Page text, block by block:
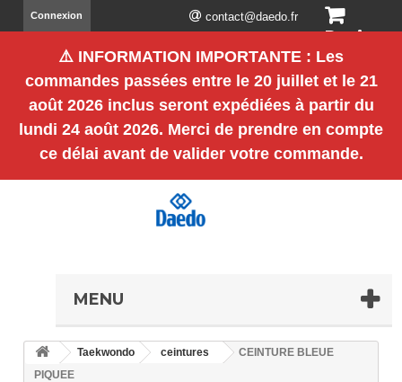
Panier
(vide)
Connexion contact@daedo.fr
⚠️ INFORMATION IMPORTANTE : Les
commandes passées entre le 20 juillet et le 21
août 2026 inclusseront expédiées à partir du
lundi 24 août 2026. Merci de prendre en compte
ce délai avant de valider votre commande.
MENU
Taekwondo ceintures
CEINTURE BLEUE
PIQUEE